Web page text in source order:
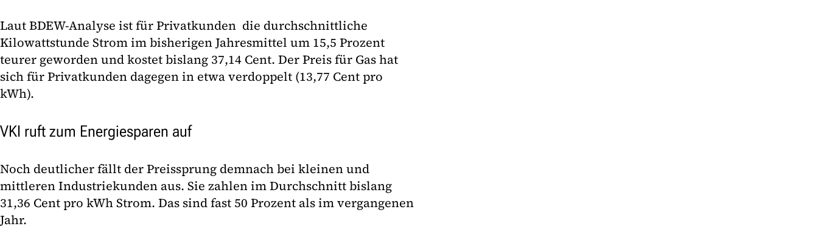
Laut BDEW-Analyse ist für Privatkunden die durchschnittliche
Kilowattstunde Strom im bisherigen Jahresmittel um 15,5 Prozent
teurer geworden und kostet bislang 37,14 Cent. Der Preis für Gas hat
sich für Privatkunden dagegen in etwa verdoppelt (13,77 Cent pro
kWh).
VKI ruft zum Energiesparen auf
Noch deutlicher fällt der Preissprung demnach bei kleinen und
mittleren Industriekunden aus. Sie zahlen im Durchschnitt bislang
31,36 Cent pro kWh Strom. Das sind fast 50 Prozent als im vergangenen
Jahr.